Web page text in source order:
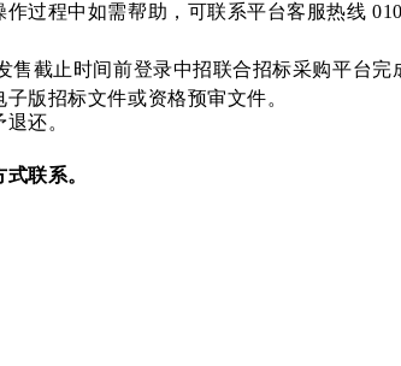
过程中如需帮助，可联系平台客服热线
截止时间前登录中招联合招标采购平台完
版招标文件或资格预审文件。
还。
联系。
小街2号院
有限公司